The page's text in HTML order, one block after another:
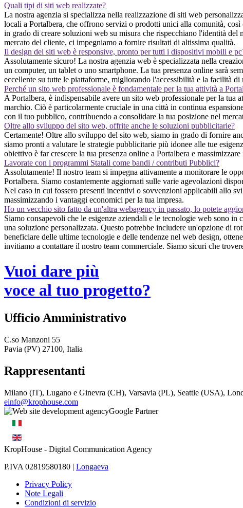
Quali tipi di siti web realizzate?
La nostra agenzia si specializza nella realizzazione di siti web
locali a Portalbera, che offrono servizi o prodotti unici alla comunità, così
in grado di creare soluzioni web su misura che rispecchiano l'identità
mercato del cliente, ci impegniamo a fornire risultati di altissima qualità.
Il design dei siti web è responsive, pronto per tutti i dispositivi mobili e
Assolutamente sicuro! La nostra agenzia web è specializzata nella
un computer, un tablet o uno smartphone. La tua presenza online sarà
eccellente su tutte le piattaforme, migliorando l'accessibilità e la facilità
Perché un sito web professionale è fondamentale per la tua attività a
A Portalbera, è indispensabile avere un sito web professionale per la
marchio. Ciò è particolarmente cruciale in una città in continua
con il tuo pubblico, contribuendo a consolidare la tua posizione nel
Oltre allo sviluppo del sito web, offrite anche le soluzioni pubblicitarie?
Certamente! Oltre allo sviluppo del sito web, siamo in grado di fornire
siamo pronti a valutare le strategie pubblicitarie più idonee alle tue
obiettivo è far crescere la tua presenza online a Portalbera e
Lavorate con i programmi Statali come bandi / contributi Pubblici?
Assolutamente! Il nostro team si impegna attivamente a monitorare le
Portalbera. Siamo costantemente aggiornati sulle varie agevolazioni
Nel caso in cui fossero presenti incentivi o sovvenzioni applicabili allo
massimizzando i vantaggi economici per la tua impresa.
Ho un vecchio sito fatto da un'altra webagency in passato, lo potete
Siamo consapevoli che le esigenze aziendali e le tecnologie web sono
una soluzione personalizzata. Questo potrebbe includere un'opzione di
beneficiare delle ultime tecnologie e delle tendenze nel web design,
invitiamo a contattare il nostro team commerciale. Siamo sicuri che
Vuoi dare più
voce al tuo progetto?
Ufficio Amministrativo
C.so Manzoni 55
Pavia (PV) 27100, Italia
Rappresentanti
Milano (IT), Lugano e Ginevra (CH), Varsavia (PL), Seattle (USA),
einfo@krophouse.com
KropHouse - Digital Communication Agency
P.IVA 02819580180 | Longaeva
Privacy Policy
Note Legali
Condizioni di servizio